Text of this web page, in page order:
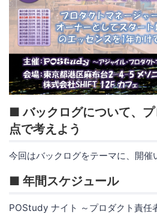
■ バックログについて、
点で考えよう
今回はバックログをテーマに、開催
■ 年間スケジュール
POStudy ナイト ～プロダクト責任